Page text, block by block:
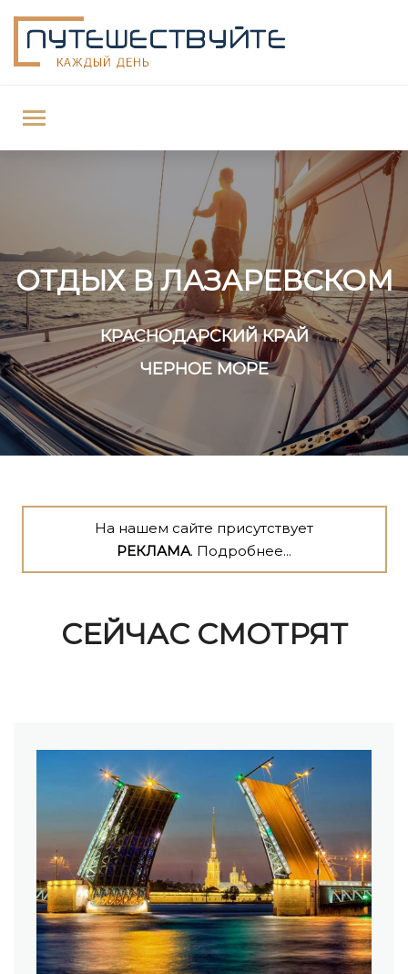
ОТДЫХ В ЛАЗАРЕВСКОМ
КРАСНОДАРСКИЙ КРАЙ
ЧЕРНОЕ МОРЕ
На нашем сайте присутствует
РЕКЛАМА. Подробнее...
СЕЙЧАС СМОТРЯТ